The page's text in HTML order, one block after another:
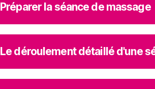
Préparer la séance de massage
Le déroulement détaillé d'une